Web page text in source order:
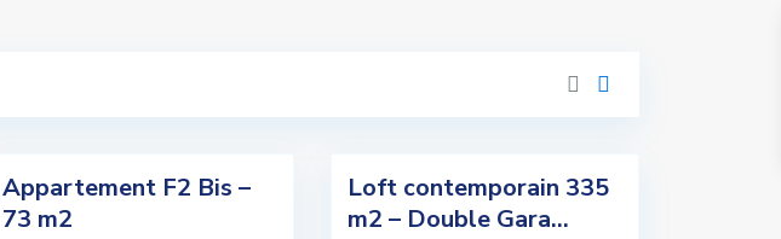
1
Appartement F2 Bis –
73 m2
1
Loft contemporain 335
m2 – Double Gara...